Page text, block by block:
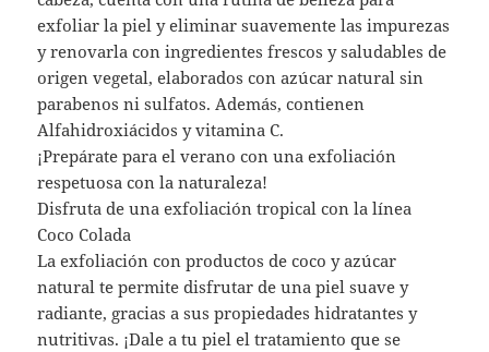
exfoliar la piel y eliminar suavemente las impurezas
y renovarla con ingredientes frescos y saludables de
origen vegetal, elaborados con azúcar natural sin
parabenos ni sulfatos. Además, contienen
Alfahidroxiácidos y vitamina C.
¡Prepárate para el verano con una exfoliación
respetuosa con la naturaleza!
Disfruta de una exfoliación tropical con la línea
Coco Colada
La exfoliación con productos de coco y azúcar
natural te permite disfrutar de una piel suave y
radiante, gracias a sus propiedades hidratantes y
nutritivas. ¡Dale a tu piel el tratamiento que se